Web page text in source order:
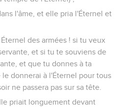
l'âme, et elle pria l'Éternel et
des armées ! si tu veux
et si tu te souviens de
et que tu donnes à ta
donnerai à l'Éternel pour tous
ne passera pas sur sa tête.
priait longuement devant